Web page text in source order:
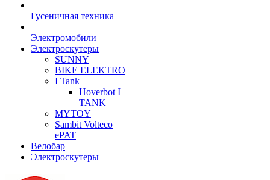
Гусеничная техника
Электромобили
Электроскутеры
SUNNY
BIKE ELEKTRO
I Tank
Hoverbot I
TANK
MYTOY
Sambit Volteco
ePAT
Велобар
Электроскутеры